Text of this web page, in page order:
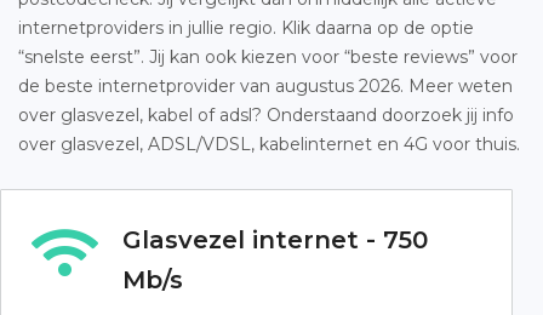
internetproviders in jullie regio. Klik daarna op de optie
“snelste eerst”. Jij kan ook kiezen voor “beste reviews” voor
de beste internetprovider van augustus 2026. Meer weten
over glasvezel, kabel of adsl? Onderstaand doorzoek jij info
over glasvezel, ADSL/VDSL, kabelinternet en 4G voor thuis.
Glasvezel internet - 750
Mb/s